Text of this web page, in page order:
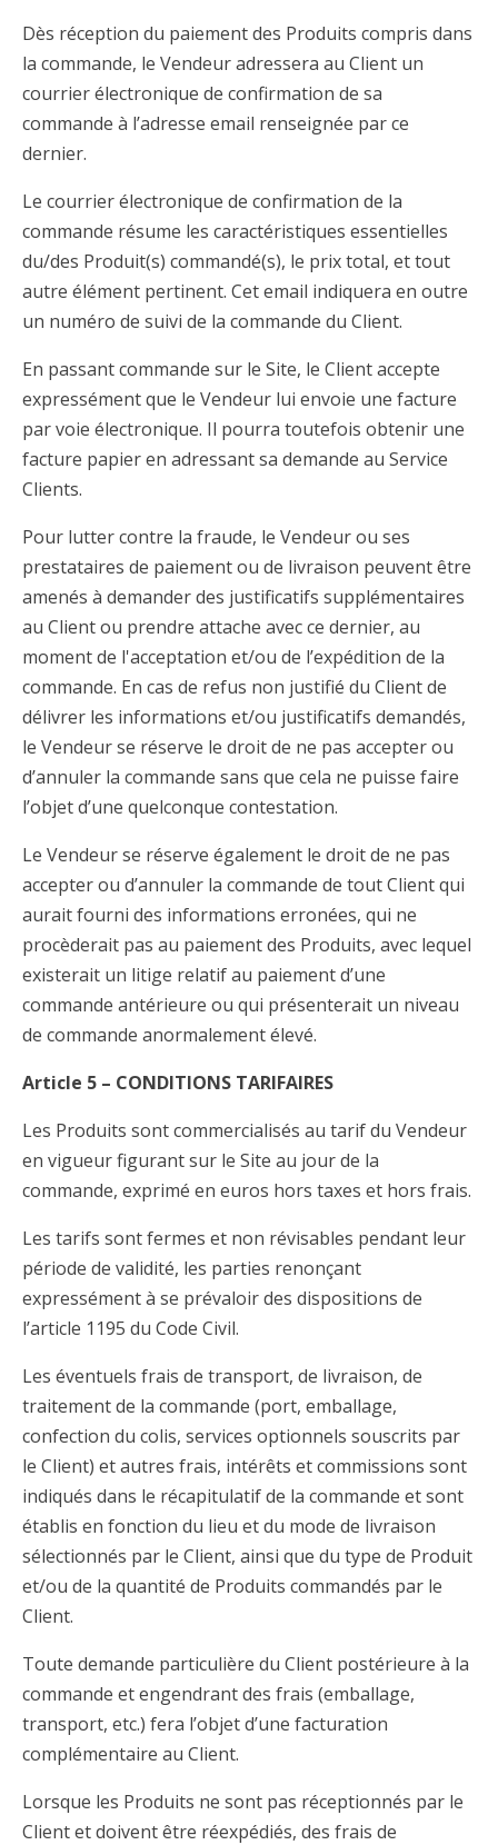
Dès réception du paiement des Produits compris dans
la commande, le Vendeur adressera au Client un
courrier électronique de confirmation de sa
commande à l’adresse email renseignée par ce
dernier.
Le courrier électronique de confirmation de la
commande résume les caractéristiques essentielles
du/des Produit(s) commandé(s), le prix total, et tout
autre élément pertinent. Cet email indiquera en outre
un numéro de suivi de la commande du Client.
En passant commande sur le Site, le Client accepte
expressément que le Vendeur lui envoie une facture
par voie électronique. Il pourra toutefois obtenir une
facture papier en adressant sa demande au Service
Clients.
Pour lutter contre la fraude, le Vendeur ou ses
prestataires de paiement ou de livraison peuvent être
amenés à demander des justificatifs supplémentaires
au Client ou prendre attache avec ce dernier, au
moment de l'acceptation et/ou de l’expédition de la
commande. En cas de refus non justifié du Client de
délivrer les informations et/ou justificatifs demandés,
le Vendeur se réserve le droit de ne pas accepter ou
d’annuler la commande sans que cela ne puisse faire
l’objet d’une quelconque contestation.
Le Vendeur se réserve également le droit de ne pas
accepter ou d’annuler la commande de tout Client qui
aurait fourni des informations erronées, qui ne
procèderait pas au paiement des Produits, avec lequel
existerait un litige relatif au paiement d’une
commande antérieure ou qui présenterait un niveau
de commande anormalement élevé.
Article 5 – CONDITIONS TARIFAIRES
Les Produits sont commercialisés au tarif du Vendeur
en vigueur figurant sur le Site au jour de la
commande, exprimé en euros hors taxes et hors frais.
Les tarifs sont fermes et non révisables pendant leur
période de validité, les parties renonçant
expressément à se prévaloir des dispositions de
l’article 1195 du Code Civil.
Les éventuels frais de transport, de livraison, de
traitement de la commande (port, emballage,
confection du colis, services optionnels souscrits par
le Client) et autres frais, intérêts et commissions sont
indiqués dans le récapitulatif de la commande et sont
établis en fonction du lieu et du mode de livraison
sélectionnés par le Client, ainsi que du type de Produit
et/ou de la quantité de Produits commandés par le
Client.
Toute demande particulière du Client postérieure à la
commande et engendrant des frais (emballage,
transport, etc.) fera l’objet d’une facturation
complémentaire au Client.
Lorsque les Produits ne sont pas réceptionnés par le
Client et doivent être réexpédiés, des frais de